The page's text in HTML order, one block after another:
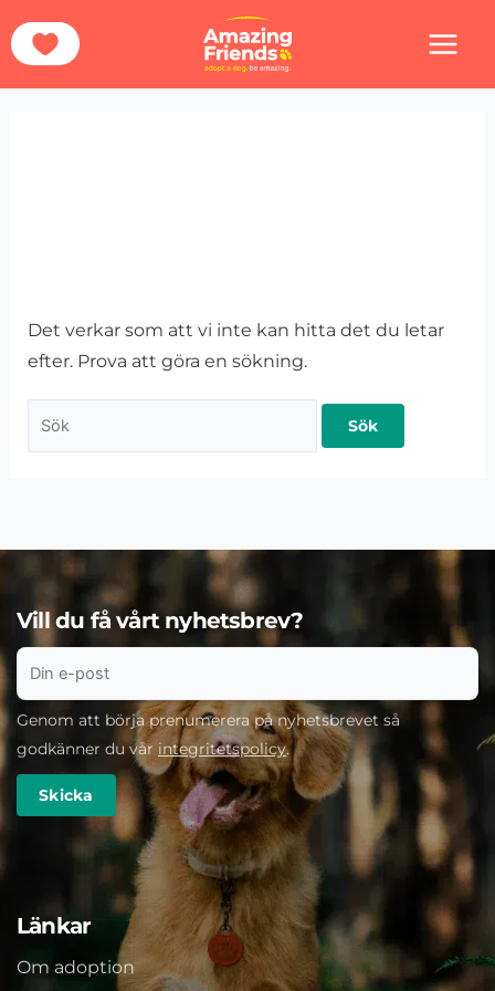
till
Hem Hundarna Katrineholm
Det verkar som att vi inte kan hitta det du letar
efter. Prova att göra en sökning.
efter:
Länkar
Om adoption
Vill du få vårt nyhetsbrev?
Genom att börja prenumerera på nyhetsbrevet så
godkänner du vår integritetspolicy.